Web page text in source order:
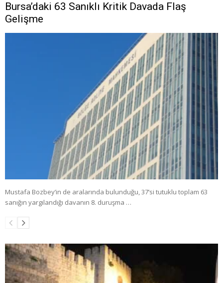
Bursa’daki 63 Sanıklı Kritik Davada Flaş
Gelişme
Mustafa Bozbey’in de aralarında bulunduğu, 37’si tutuklu toplam 63
sanığın yargılandığı davanın 8. duruşma …